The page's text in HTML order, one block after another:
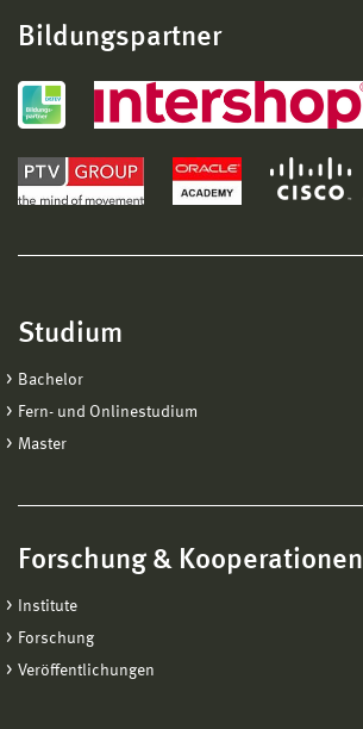
Bildungspartner
Studium
Bachelor
Fern- und Onlinestudium
Master
Forschung & Kooperationen
Institute
Forschung
Veröffentlichungen